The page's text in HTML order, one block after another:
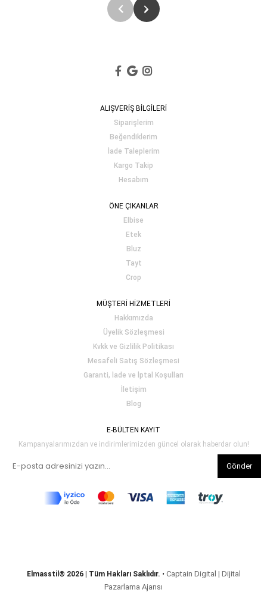
ALIŞVERİŞ BİLGİLERİ
Siparişlerim
Beğendiklerim
İade Taleplerim
Kargo Takip
Hesabım
ÖNE ÇIKANLAR
Elbise
Etek
Bluz
Tayt
Crop
MÜŞTERİ HİZMETLERİ
Hakkımızda
Üyelik Sözleşmesi
Kvkk ve Gizlilik Politikası
Mesafeli Satış Sözleşmesi
Garanti, İade ve İptal Koşulları
İletişim
Blog
E-BÜLTEN KAYIT
Kampanyalarımızdan ve indirimlerimizden güncel olarak haberdar olun!
Gönder
Elmasstil® 2026 | Tüm Hakları Saklıdır. • Captain Digital | Dijital
Pazarlama Ajansı